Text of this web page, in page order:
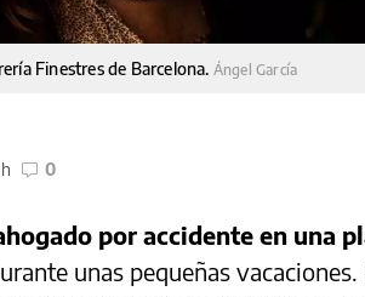
Finestres de Barcelona. Ángel García
0
por accidente en una
unas pequeñas vacaciones.